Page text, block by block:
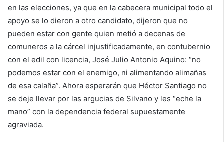
en las elecciones, ya que en la cabecera municipal todo el
apoyo se lo dieron a otro candidato, dijeron que no
pueden estar con gente quien metió a decenas de
comuneros a la cárcel injustificadamente, en contubernio
con el edil con licencia, José Julio Antonio Aquino: “no
podemos estar con el enemigo, ni alimentando alimañas
de esa calaña”. Ahora esperarán que Héctor Santiago no
se deje llevar por las argucias de Silvano y les “eche la
mano” con la dependencia federal supuestamente
agraviada.